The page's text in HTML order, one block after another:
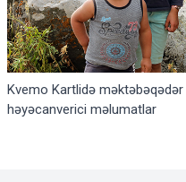
Kvemo Kartlidə məktəbəqədər
həyəcanverici məlumatlar